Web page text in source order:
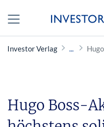
Investor Verlag
Hugo Boss-